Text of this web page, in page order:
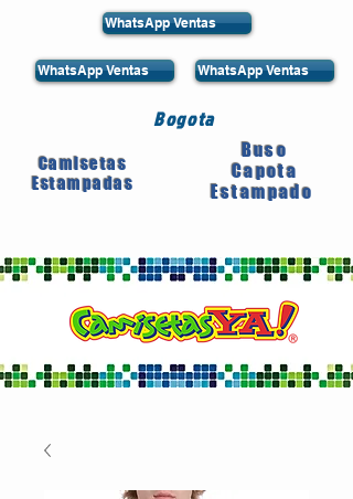
WhatsApp Ventas
WhatsApp Ventas WhatsApp Ventas
Bogota
Camisetas
Estampadas
Buso
Capota
Estampado